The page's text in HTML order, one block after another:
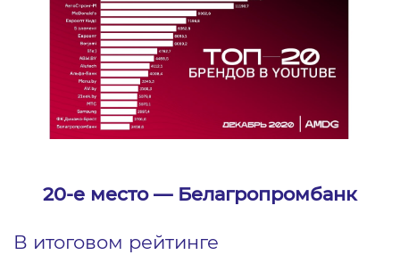
20-е место ― Белагропромбанк
В итоговом рейтинге